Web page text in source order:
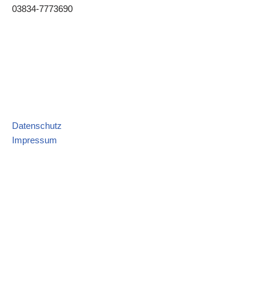
03834-7773690
Datenschutz
Impressum